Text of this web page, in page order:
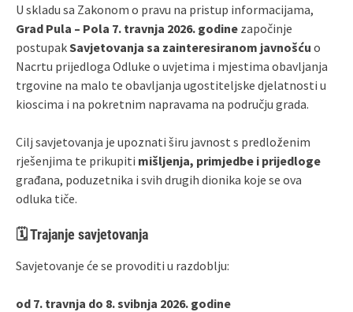
U skladu sa Zakonom o pravu na pristup informacijama,
Grad Pula – Pola 7. travnja 2026. godine započinje
postupakSavjetovanja sa zainteresiranom javnošću o
Nacrtu prijedloga Odluke o uvjetima i mjestima obavljanja
trgovine na malo te obavljanja ugostiteljske djelatnosti u
kioscima i na pokretnim napravama na području grada.
Cilj savjetovanja je upoznati širu javnost s predloženim
rješenjima te prikupiti mišljenja, primjedbe i prijedloge
građana, poduzetnika i svih drugih dionika koje se ova
odluka tiče.
🗓 Trajanje savjetovanja
Savjetovanje će se provoditi u razdoblju:
od 7. travnja do 8. svibnja 2026. godine